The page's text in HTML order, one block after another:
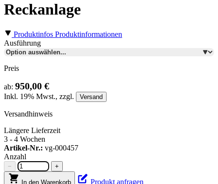
Reckanlage
Produktinfos Produktinformationen
Ausführung
Preis
ab: 950,00 €
Inkl. 19% Mwst., zzgl. Versand
Versandhinweis
Längere Lieferzeit
3 - 4 Wochen
Artikel-Nr.: vg-000457
Anzahl
− +
In den Warenkorb Produkt anfragen